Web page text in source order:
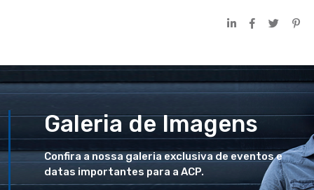
Galeria de Imagens
Confira a nossa galeria exclusiva de eventos e
datas importantes para a ACP.